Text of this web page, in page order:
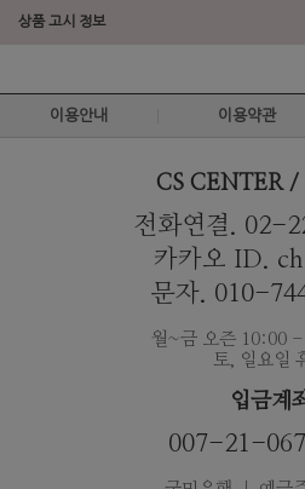
상품 고시 정보
이용안내 이용약관
CS CENTER /
전화연결. 02-
카카오 ID.
문자. 010-
월~금 오즌 10:00
토, 일요일
입금계
007-21-